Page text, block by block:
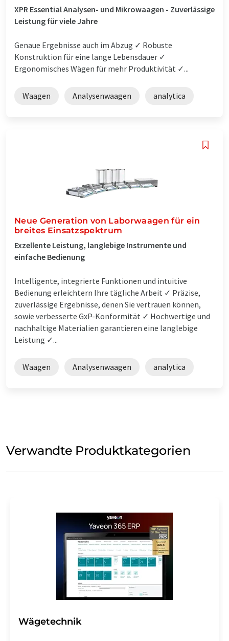
XPR Essential Analysen- und Mikrowaagen - Zuverlässige
Leistung für viele Jahre
Genaue Ergebnisse auch im Abzug ✓ Robuste
Konstruktion für eine lange Lebensdauer ✓
Ergonomisches Wägen für mehr Produktivität ✓...
Waagen Analysenwaagen analytica
Neue Generation von Laborwaagen für ein
breites Einsatzspektrum
Exzellente Leistung, langlebige Instrumente und
einfache Bedienung
Intelligente, integrierte Funktionen und intuitive
Bedienung erleichtern Ihre tägliche Arbeit ✓ Präzise,
zuverlässige Ergebnisse, denen Sie vertrauen können,
sowie verbesserte GxP-Konformität ✓ Hochwertige und
nachhaltige Materialien garantieren eine langlebige
Leistung ✓...
Waagen Analysenwaagen analytica
Verwandte Produktkategorien
Wägetechnik